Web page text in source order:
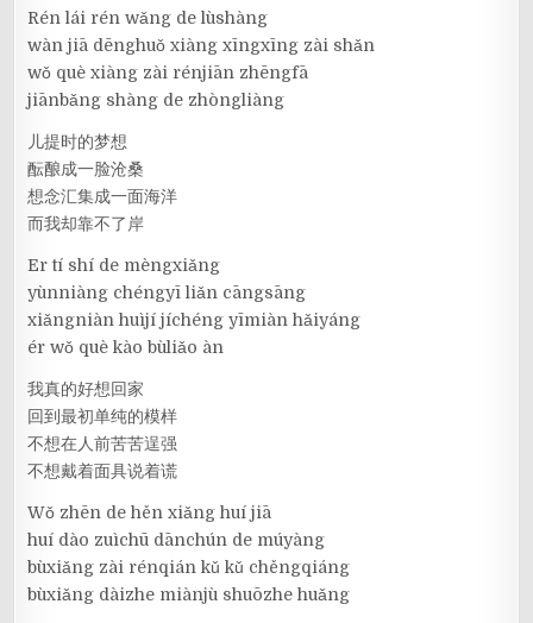
Rén lái rén wǎng de lùshàng
wàn jiā dēnghuǒ xiàng xīngxīng zài shǎn
wǒ què xiàng zài rénjiān zhēngfā
jiānbǎng shàng de zhòngliàng
儿提时的梦想
酝酿成一脸沧桑
想念汇集成一面海洋
而我却靠不了岸
Er tí shí de mèngxiǎng
yùnniàng chéngyī liǎn cāngsāng
xiǎngniàn huìjí jíchéng yīmiàn hǎiyáng
ér wǒ què kào bùliǎo àn
我真的好想回家
回到最初单纯的模样
不想在人前苦苦逞强
不想戴着面具说着谎
Wǒ zhēn de hěn xiǎng huí jiā
huí dào zuìchū dānchún de múyàng
bùxiǎng zài rénqián kǔ kǔ chěngqiáng
bùxiǎng dàizhe miànjù shuōzhe huǎng